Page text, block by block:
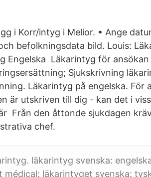
i Korr/intyg i Melior. • Ange
befolkningsdata bild. Louis:
Engelska Läkarintyg för
Sjukskrivning
Läkarintyg på engelska. För
är utskriven till dig - kan det i
Från den åttonde sjukdagen
chef.
läkarintyg svenska:
läkarintyget svenska: